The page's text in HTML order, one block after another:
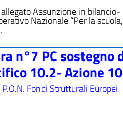
Assunzione in
Nazionale “Per la
n°7 PC sostegno
10.2- Azione
P.O.N. Fondi Strutturali Europei